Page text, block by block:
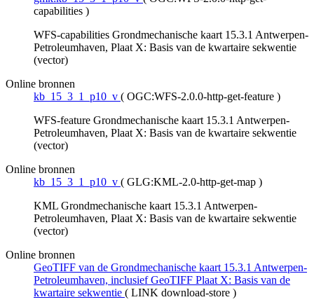
capabilities )
WFS-capabilities Grondmechanische kaart 15.3.1 Antwerpen-
Petroleumhaven, Plaat X: Basis van de kwartaire sekwentie
(vector)
Online bronnen
kb_15_3_1_p10_v ( OGC:WFS-2.0.0-http-get-feature )
WFS-feature Grondmechanische kaart 15.3.1 Antwerpen-
Petroleumhaven, Plaat X: Basis van de kwartaire sekwentie
(vector)
Online bronnen
kb_15_3_1_p10_v ( GLG:KML-2.0-http-get-map )
KML Grondmechanische kaart 15.3.1 Antwerpen-
Petroleumhaven, Plaat X: Basis van de kwartaire sekwentie
(vector)
Online bronnen
GeoTIFF van de Grondmechanische kaart 15.3.1 Antwerpen-
Petroleumhaven, inclusief GeoTIFF Plaat X: Basis van de
kwartaire sekwentie ( LINK download-store )